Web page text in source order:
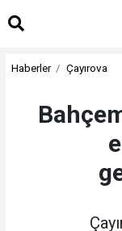
Haberler Çayırova